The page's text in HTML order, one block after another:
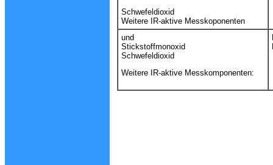
Schwefeldioxid
Weitere IR-aktive Messkoponenten
und
Stickstoffmonoxid
Schwefeldioxid
Weitere IR-aktive Messkomponenten: